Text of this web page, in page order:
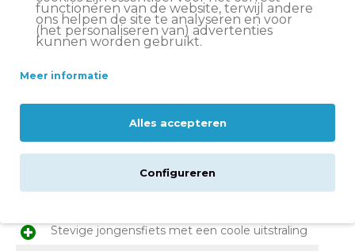
Op werkdagen voor 15:00 besteld, volgende werkdag
in huis*
Let op:op vrijdag voor 11:00 uur besteld = volgende
Altijdscherp geprijsd
14 dagenbedenktijd
Groot assortimentVolare fietsen
Stevige jongensfiets met een coole uitstraling
functioneren van de website, terwijl andere
ons helpen de site te analyseren en voor
(het personaliseren van) advertenties
kunnen worden gebruikt.
Meer informatie
Alles accepteren
Configureren